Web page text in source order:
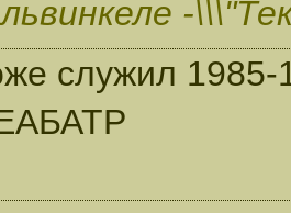
-
служил 1985-